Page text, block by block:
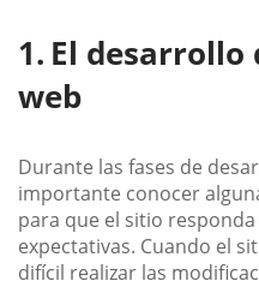
El desarrollo
web
Durante las fases de
importante conocer
para que el sitio
expectativas. Cuando el
difícil realizar las